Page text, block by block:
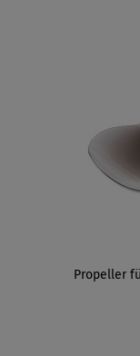
Propeller